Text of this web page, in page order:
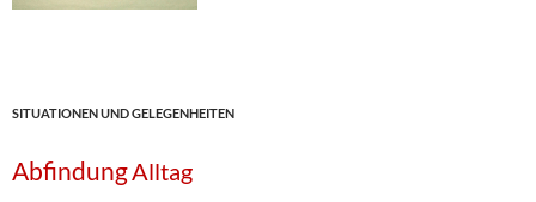
SITUATIONEN UND GELEGENHEITEN
AbfindungAlltag